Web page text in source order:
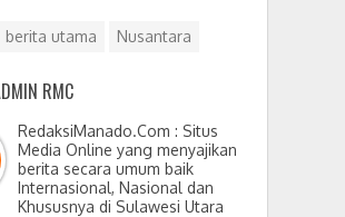
berita utama Nusantara
RMC
RedaksiManado.Com : Situs
Media Online yang menyajikan
berita secara umum baik
Internasional, Nasional dan
Khususnya di Sulawesi Utara